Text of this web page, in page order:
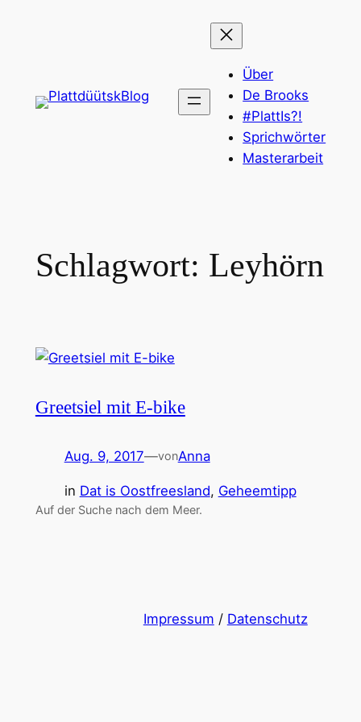
Über
De Brooks
#PlattIs?!
Sprichwörter
Masterarbeit
Schlagwort: Leyhörn
Greetsiel mit E-bike
Aug. 9, 2017—vonAnna
in Dat is Oostfreesland, Geheemtipp
Auf der Suche nach dem Meer.
Impressum / Datenschutz